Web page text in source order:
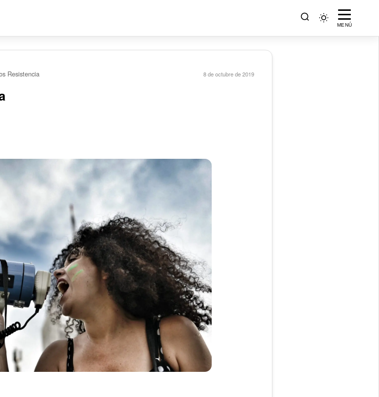
MENÚ
Resistencia 8 de octubre de 2019